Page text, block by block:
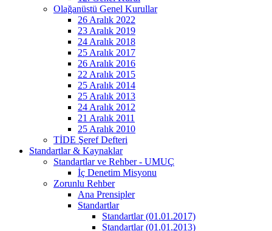
Olağanüstü Genel Kurullar
26 Aralık 2022
23 Aralık 2019
24 Aralık 2018
25 Aralık 2017
26 Aralık 2016
22 Aralık 2015
25 Aralık 2014
25 Aralık 2013
24 Aralık 2012
21 Aralık 2011
25 Aralık 2010
TİDE Şeref Defteri
Standartlar & Kaynaklar
Standartlar ve Rehber - UMUÇ
İç Denetim Misyonu
Zorunlu Rehber
Ana Prensipler
Standartlar
Standartlar (01.01.2017)
Standartlar (01.01.2013)